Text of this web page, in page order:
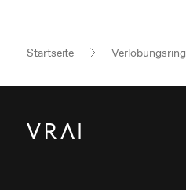
Startseite Verlobungsring